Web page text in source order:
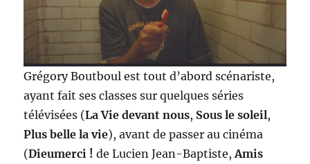
Grégory Boutboul est tout d’abord scénariste,
ayant fait ses classes sur quelques séries
télévisées (La Vie devant nous, Sous le soleil,
Plus belle la vie), avant de passer au cinéma
(Dieumerci !de Lucien Jean-Baptiste,Amis